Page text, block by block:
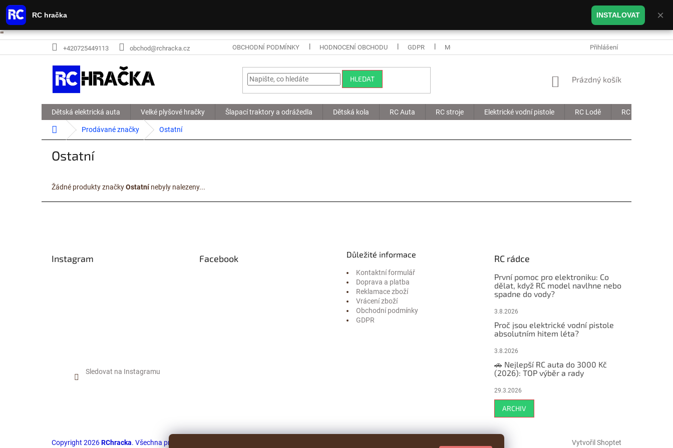
RC hračka INSTALOVAT ×
""
+420725449113 obchod@rchracka.cz OBCHODNÍ PODMÍNKY HODNOCENÍ OBCHODU GDPR MOJE OBJEDNÁVKA Přihlášení
HLEDAT NÁKUPNÍ KOŠÍK
Prázdný košík
Dětská elektrická auta Velké plyšové hračky Šlapací traktory a odrážedla Dětská kola RC Auta RC stroje Elektrické vodní pistole RC Lodě RC Drony
Domů Prodávané značky Ostatní
Ostatní
Žádné produkty značkyOstatnínebyly nalezeny...
Instagram
Sledovat na Instagramu
Facebook Důležité informace
Kontaktní formulář
Doprava a platba
Reklamace zboží
Vrácení zboží
Obchodní podmínky
GDPR
RC rádce
První pomoc pro elektroniku: Co
dělat, když RC model navlhne nebo
spadne do vody?
3.8.2026
Proč jsou elektrické vodní pistole
absolutním hitem léta?
3.8.2026
🚗 Nejlepší RC auta do 3000 Kč
(2026): TOP výběr a rady
29.3.2026
ARCHIV
Vytvořil Shoptet
Copyright 2026RChracka. Všechna práva vyhrazena.